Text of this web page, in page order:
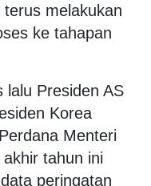
melakukan
ke tahapan
lalu Presiden AS
Korea
Menteri
tahun ini
peringatan